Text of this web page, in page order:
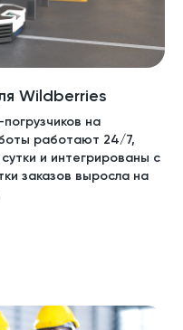
Wildberries
на
работают 24/7,
и интегрированы с
заказов выросла на